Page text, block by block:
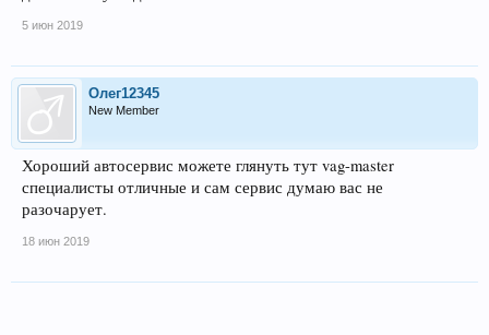
5 июн 2019
Олег12345
New Member
Хороший автосервис можете глянуть тут vag-master
специалисты отличные и сам сервис думаю вас не
разочарует.
18 июн 2019